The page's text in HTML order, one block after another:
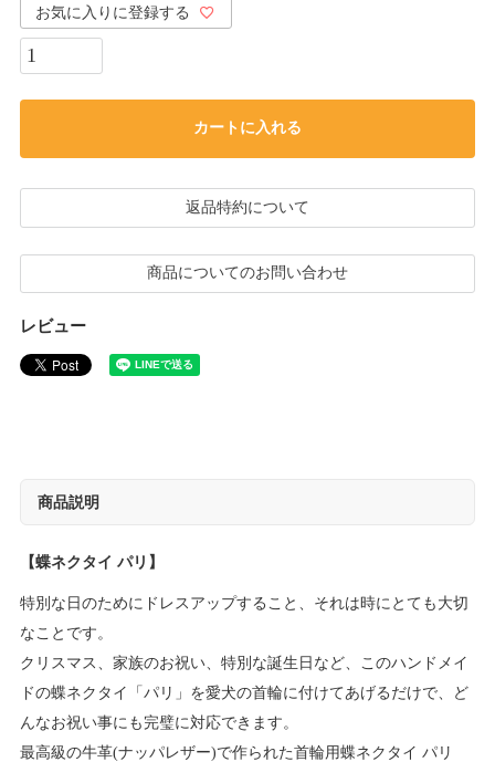
お気に入りに登録する
カートに入れる
返品特約について
商品についてのお問い合わせ
レビュー
商品説明
【蝶ネクタイ パリ】
特別な日のためにドレスアップすること、それは時にとても大切
なことです。
クリスマス、家族のお祝い、特別な誕生日など、このハンドメイ
ドの蝶ネクタイ「パリ」を愛犬の首輪に付けてあげるだけで、ど
んなお祝い事にも完璧に対応できます。
最高級の牛革(ナッパレザー)で作られた首輪用蝶ネクタイ パリ